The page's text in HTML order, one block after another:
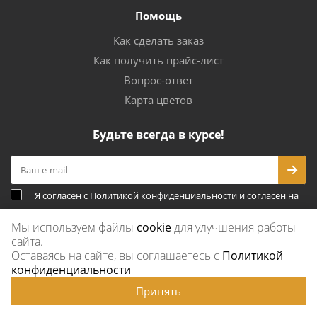
Помощь
Как сделать заказ
Как получить прайс-лист
Вопрос-ответ
Карта цветов
Будьте всегда в курсе!
Я согласен с Политикой конфиденциальности и согласен на
обработкуперсональных данных
Оставайтесь на связи
Мы используем файлы cookieдля улучшения работы
сайта.
Оставаясь на сайте, вы соглашаетесь с Политикой
конфиденциальности
Принять